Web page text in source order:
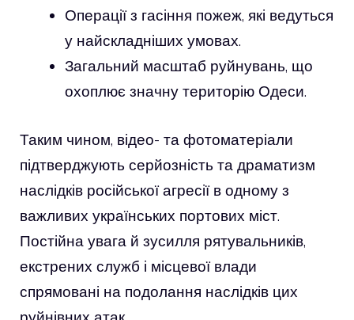
Операції з гасіння пожеж, які ведуться
у найскладніших умовах.
Загальний масштаб руйнувань, що
охоплює значну територію Одеси.
Таким чином, відео- та фотоматеріали
підтверджують серйозність та драматизм
наслідків російської агресії в одному з
важливих українських портових міст.
Постійна увага й зусилля рятувальників,
екстрених служб і місцевої влади
спрямовані на подолання наслідків цих